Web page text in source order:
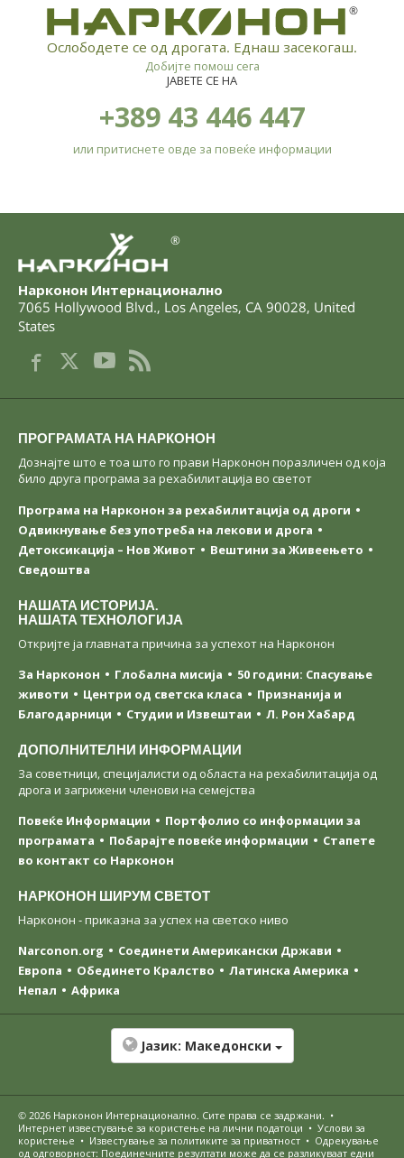
®
Ослободете се од дрогата. Еднаш засекогаш.
Добијте помош сега
ЈАВЕТЕ СЕ НА
+389 43 446 447
или притиснете овде за повеќе информации
®
Нарконон Интернационално
7065 Hollywood Blvd., Los Angeles, CA 90028, United
States
ПРОГРАМАТА НА НАРКОНОН
Дознајте што е тоа што го прави Нарконон поразличен од која
било друга програма за рехабилитација во светот
Програма на Нарконон за рехабилитација од дроги
Одвикнување без употреба на лекови и дрога
Детоксикација – Нов Живот
Вештини за Живеењетo
Сведоштва
НАШАТА ИСТОРИЈА.
НАШАТА ТЕХНОЛОГИЈА
Откријте ја главната причина за успехот на Нарконон
За Нарконон
Глобална мисија
50 години: Спасување
животи
Центри од светска класa
Признанија и
Благодарници
Студии и Извештаи Л. Рон Хабард
ДОПОЛНИТЕЛНИ ИНФОРМАЦИИ
За советници, специјалисти од областа на рехабилитација од
дрога и загрижени членови на семејства
Повеќе Информации
Портфолио со информации за
програмата
Побарајте повеќе информации
Стапете
во контакт со Нарконон
НАРКОНОН ШИРУМ СВЕТОТ
Нарконон - приказна за успех на светско ниво
Narconon.org
Соединети Американски Држави
Европа
Обединето Кралство
Латинска Америка
Непал
Африка
Јазик: Македонски
© 2026 Нарконон Интернационално. Сите права се задржани. •
Интернет известување за користење на лични податоци • Услови за
користење • Известување за политиките за приватност • Одрекување
од одговорност: Поединечните резултати може да се разликуваат едни